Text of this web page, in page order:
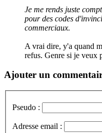
Je me rends juste
pour des codes
commerciaux.
A vrai dire, y'a quand
refus. Genre si je veux
Ajouter un
Pseudo :
Adresse email :